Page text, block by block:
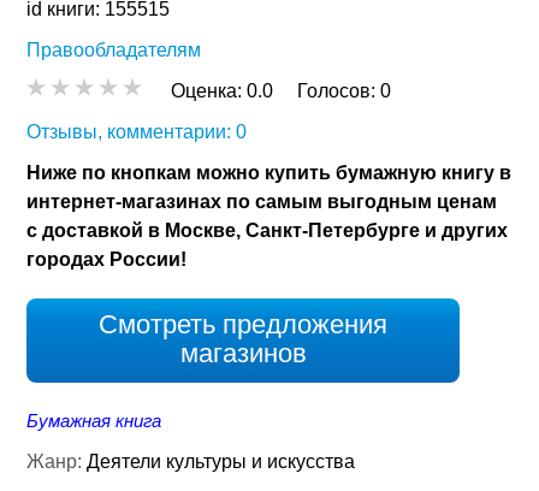
id книги: 155515
Правообладателям
Оценка:0.0 Голосов:0
Отзывы, комментарии: 0
Ниже по кнопкам можно купить бумажную книгу в
интернет-магазинах по самым выгодным ценам
с доставкой в Москве, Санкт-Петербурге и других
городах России!
Смотреть предложения
магазинов
Бумажная книга
Жанр:Деятели культуры и искусства